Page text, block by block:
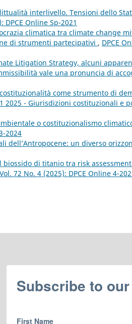
interlivello. Tensioni dello
DPCE Online Sp-2021
climatica tra climate change
di strumenti partecipativi , DPCE
Litigation Strategy, alcuni
vale una pronuncia di
come strumento di
2025 - Giurisdizioni costituzionali
o costituzionalismo
2024
dell’Antropocene: un diverso
biossido di titanio tra risk
72 No. 4 (2025): DPCE Online 4-